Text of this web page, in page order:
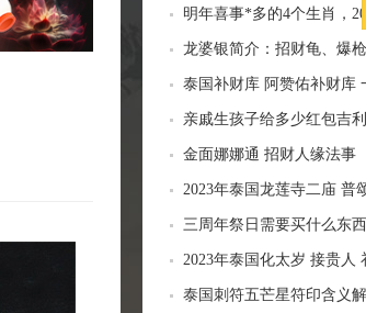
明年喜事*多的4个生肖，
临门好事连连
龙婆银简介：招财龟、爆
功效介绍
泰国补财库 阿赞佑补财库
运财富
亲戚生孩子给多少红包吉
风水讲究
金面娜娜通 招财人缘法事
2023年泰国龙莲寺二庙 普
贵人 补财库 佛历2566年
三周年祭日需要买什么东
用品风水
2023年泰国化太岁 接贵人
泰国刺符五芒星符印含义